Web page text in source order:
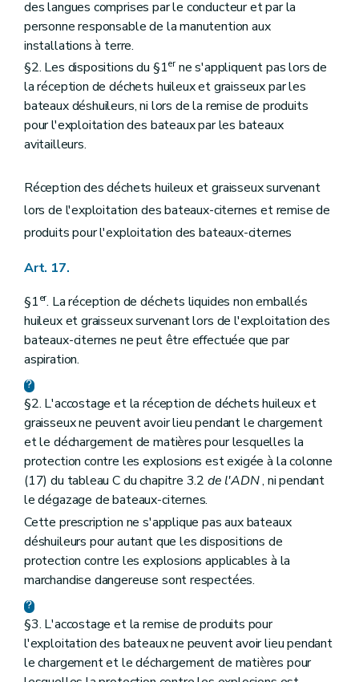
des langues comprises par le conducteur et par la
personne responsable de la manutention aux
installations à terre.
§2. Les dispositions du §1erne s'appliquent pas lors de
la réception de déchets huileux et graisseux par les
bateaux déshuileurs, ni lors de la remise de produits
pour l'exploitation des bateaux par les bateaux
avitailleurs.
Réception des déchets huileux et graisseux survenant
lors de l'exploitation des bateaux-citernes et remise de
produits pour l'exploitation des bateaux-citernes
Art. 17.
§1er. La réception de déchets liquides non emballés
huileux et graisseux survenant lors de l'exploitation des
bateaux-citernes ne peut être effectuée que par
aspiration.
§2. L'accostage et la réception de déchets huileux et
graisseux ne peuvent avoir lieu pendant le chargement
et le déchargement de matières pour lesquelles la
protection contre les explosions est exigée à la colonne
(17) du tableau C du chapitre 3.2 de l'ADN, ni pendant
le dégazage de bateaux-citernes.
Cette prescription ne s'applique pas aux bateaux
déshuileurs pour autant que les dispositions de
protection contre les explosions applicables à la
marchandise dangereuse sont respectées.
§3. L'accostage et la remise de produits pour
l'exploitation des bateaux ne peuvent avoir lieu pendant
le chargement et le déchargement de matières pour